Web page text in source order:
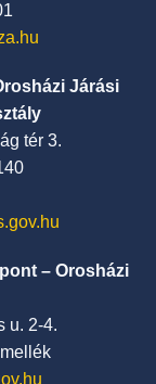
Járási
tér 3.
– Orosházi
u. 2-4.